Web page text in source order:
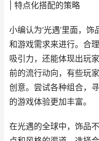
| 特点化搭配的策略
小编认为‘光遇’里面，
和游戏需求来进行。合
吸引力，还能体现出玩
前的流行动向，有些玩
创意。尝试各种组合，
的游戏体验更加丰富。
在光遇的全球中，饰品